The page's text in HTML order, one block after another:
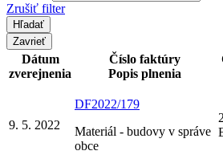
Zrušiť filter
Zavrieť
Dátum
zverejnenia
Číslo faktúry
Popis plnenia
9. 5. 2022
DF2022/179
Materiál - budovy v správe
obce